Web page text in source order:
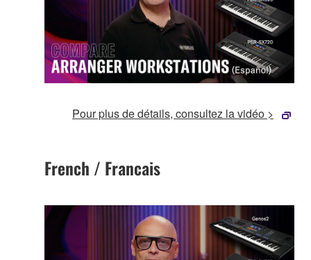
Pour plus de détails, consultez la vidéo >
French / Francais